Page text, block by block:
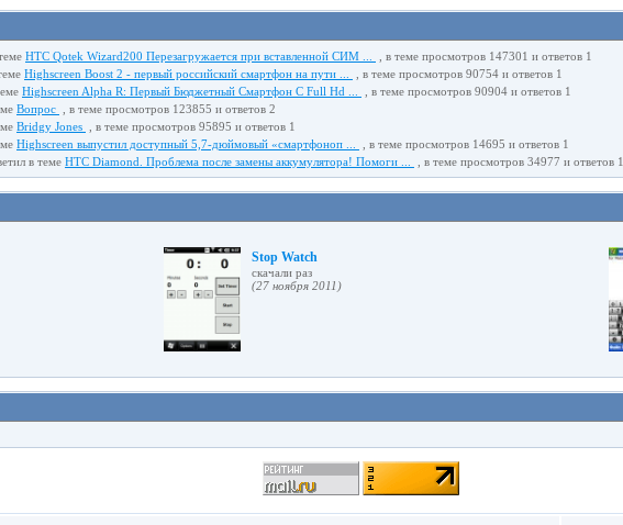
HTC Qotek Wizard200 Перезагружается при вставленной СИМ ... , в теме просмотров 147301 и ответов 1
Highscreen Boost 2 - первый российский смартфон на пути ... , в теме просмотров 90754 и ответов 1
Highscreen Alpha R: Первый Бюджетный Смартфон С Full Hd ... , в теме просмотров 90904 и ответов 1
Вопрос , в теме просмотров 123855 и ответов 2
Bridgy Jones , в теме просмотров 95895 и ответов 1
Highscreen выпустил доступный 5,7-дюймовый «смартфоноп ... , в теме просмотров 14695 и ответов 1
в теме HTC Diamond. Проблема после замены аккумулятора! Помоги ... , в теме просмотров 34977 и ответов 1
Stop Watch
cкачали раз
(27 ноября 2011)